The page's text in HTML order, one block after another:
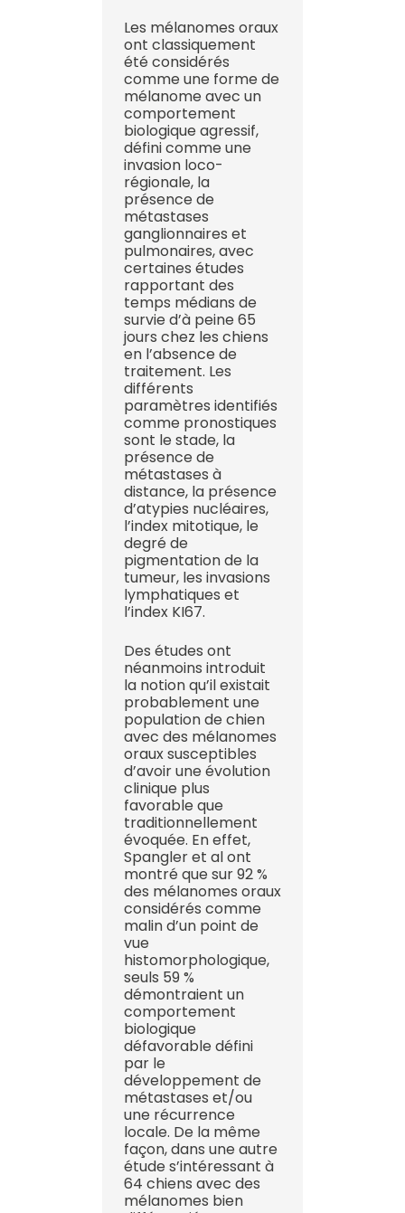
Les mélanomes oraux
ont classiquement
été considérés
comme une forme de
mélanome avec un
comportement
biologique agressif,
défini comme une
invasion loco-
régionale, la
présence de
métastases
ganglionnaires et
pulmonaires, avec
certaines études
rapportant des
temps médians de
survie d’à peine 65
jours chez les chiens
en l’absence de
traitement. Les
différents
paramètres identifiés
comme pronostiques
sont le stade, la
présence de
métastases à
distance, la présence
d’atypies nucléaires,
l’index mitotique, le
degré de
pigmentation de la
tumeur, les invasions
lymphatiques et
l’index KI67.
Des études ont
néanmoins introduit
la notion qu’il existait
probablement une
population de chien
avec des mélanomes
oraux susceptibles
d’avoir une évolution
clinique plus
favorable que
traditionnellement
évoquée. En effet,
Spangler et al ont
montré que sur 92 %
des mélanomes oraux
considérés comme
malin d’un point de
vue
histomorphologique,
seuls 59 %
démontraient un
comportement
biologique
défavorable défini
par le
développement de
métastases et/ou
une récurrence
locale. De la même
façon, dans une autre
étude s’intéressant à
64 chiens avec des
mélanomes bien